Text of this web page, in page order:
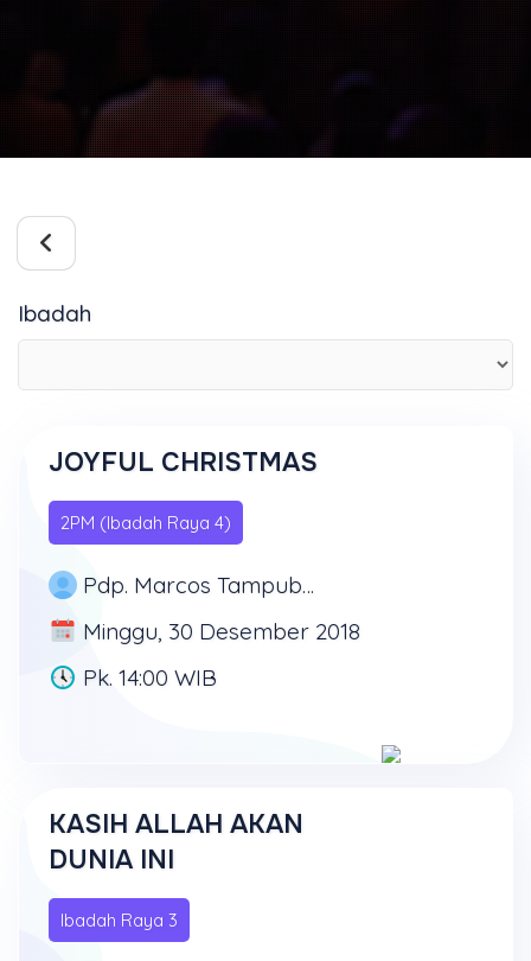
Ibadah
JOYFUL CHRISTMAS
2PM (Ibadah Raya 4)
Pdp. Marcos Tampubolon, SE
Minggu, 30 Desember 2018
Pk. 14:00 WIB
KASIH ALLAH AKAN
DUNIA INI
Ibadah Raya 3